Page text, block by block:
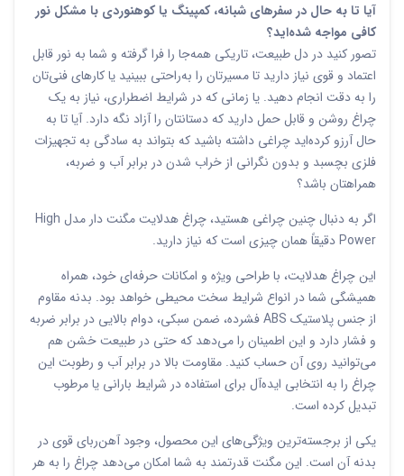
آیا تا به حال در سفرهای شبانه، کمپینگ یا کوهنوردی با مشکل نور
کافی مواجه شده‌اید؟
تصور کنید در دل طبیعت، تاریکی همه‌جا را فرا گرفته و شما به نور قابل
اعتماد و قوی نیاز دارید تا مسیرتان را به‌راحتی ببینید یا کارهای فنی‌تان
را به دقت انجام دهید. یا زمانی که در شرایط اضطراری، نیاز به یک
چراغ روشن و قابل حمل دارید که دستانتان را آزاد نگه دارد. آیا تا به
حال آرزو کرده‌اید چراغی داشته باشید که بتواند به سادگی به تجهیزات
فلزی بچسبد و بدون نگرانی از خراب شدن در برابر آب و ضربه،
همراهتان باشد؟
اگر به دنبال چنین چراغی هستید، چراغ هدلایت مگنت دار مدل High
Power دقیقاً همان چیزی است که نیاز دارید.
این چراغ هدلایت، با طراحی ویژه و امکانات حرفه‌ای خود، همراه
همیشگی شما در انواع شرایط سخت محیطی خواهد بود. بدنه مقاوم
از جنس پلاستیک ABS فشرده، ضمن سبکی، دوام بالایی در برابر ضربه
و فشار دارد و این اطمینان را می‌دهد که حتی در طبیعت خشن هم
می‌توانید روی آن حساب کنید. مقاومت بالا در برابر آب و رطوبت این
چراغ را به انتخابی ایده‌آل برای استفاده در شرایط بارانی یا مرطوب
تبدیل کرده است.
یکی از برجسته‌ترین ویژگی‌های این محصول، وجود آهن‌ربای قوی در
بدنه آن است. این مگنت قدرتمند به شما امکان می‌دهد چراغ را به هر